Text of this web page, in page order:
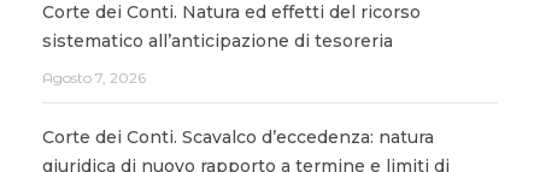
Corte dei Conti. Natura ed effetti del ricorso
sistematico all’anticipazione di tesoreria
Agosto 7, 2026
Corte dei Conti. Scavalco d’eccedenza: natura
giuridica di nuovo rapporto a termine e limiti di